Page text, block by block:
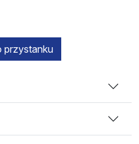
przystanku